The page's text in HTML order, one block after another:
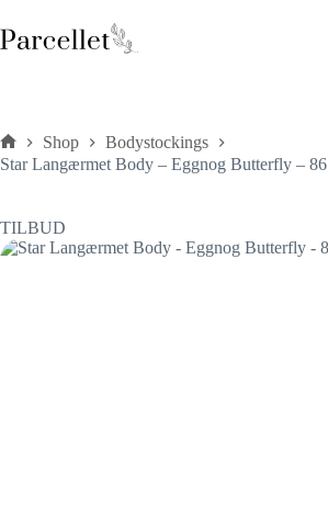
til
indhold
Forside
Shop
Bodystockings
Star Langærmet Body – Eggnog Butterfly – 86
TILBUD